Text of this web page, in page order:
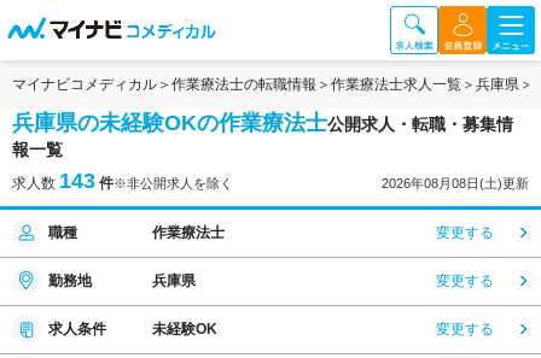
マイナビコメディカル 作業療法士の転職情報 作業療法士求人一覧 兵庫県
兵庫県の未経験OKの作業療法士公開求人・転職・募集情
報一覧
求人数 143 件※非公開求人を除く 2026年08月08日(土)更新
職種 作業療法士 変更する
勤務地 兵庫県 変更する
求人条件 未経験OK 変更する